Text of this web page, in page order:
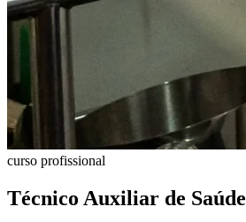
curso profissional
Técnico Auxiliar de Saúde